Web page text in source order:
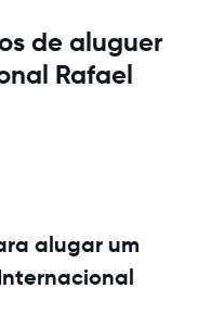
de aluguer
Rafael
alugar um